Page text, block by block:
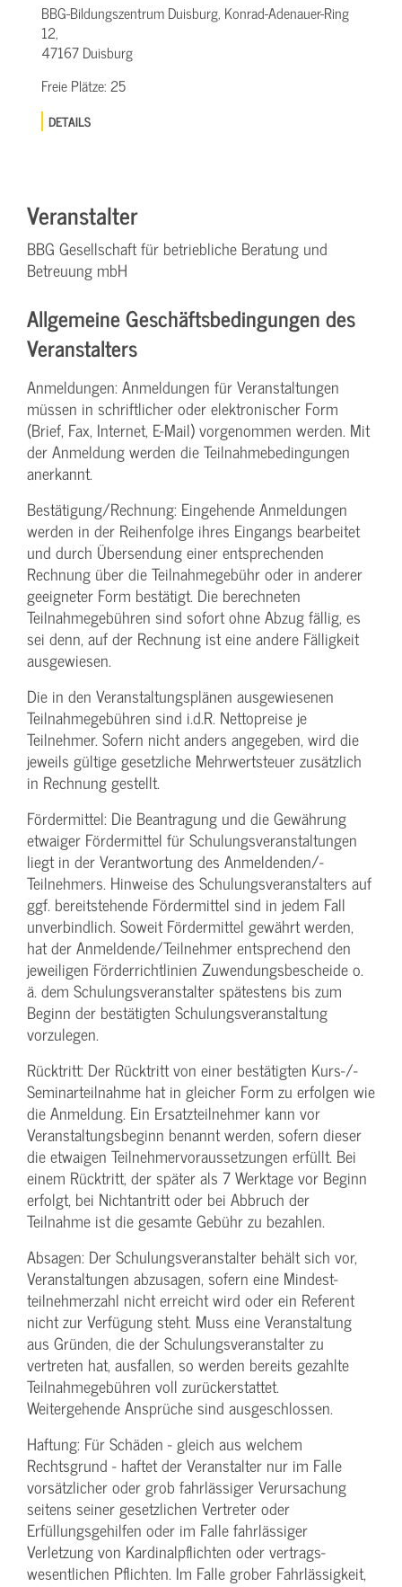
BBG-Bildungszentrum Duisburg, Konrad-Adenauer-Ring
12,
47167 Duisburg
Freie Plätze:25
DETAILS
Veranstalter
BBG Gesellschaft für betriebliche Beratung und
Betreuung mbH
Allgemeine Geschäftsbedingungen des
Veranstalters
Anmeldungen: Anmeldungen für Veranstaltungen
müssen in schriftlicher oder elektronischer Form
(Brief, Fax, Internet, E-Mail) vorgenommen werden. Mit
der Anmeldung werden die Teilnahme­bedingungen
anerkannt.
Bestätigung­/Rechnung: Eingehende Anmeldungen
werden in der Reihenfolge ihres Eingangs bearbeitet
und durch Übersendung einer entsprechenden
Rechnung über die Teilnahmegebühr oder in anderer
geeigneter Form bestätigt. Die berechneten
Teilnahmegebühren sind sofort ohne Abzug fällig, es
sei denn, auf der Rechnung ist eine andere Fälligkeit
ausgewiesen.
Die in den Veranstaltungsplänen ausgewiesenen
Teilnahmegebühren sind i.d.R. Nettopreise je
Teilnehmer. Sofern nicht anders angegeben, wird die
jeweils gültige gesetzliche Mehrwertsteuer zusätzlich
in Rechnung gestellt.
Fördermittel: Die Beantragung und die Gewährung
etwaiger Fördermittel für Schulungs­veranstaltungen
liegt in der Verantwortung des Anmeldenden/­
Teilnehmers. Hinweise des Schulungs­veranstalters auf
ggf. bereitstehende Fördermittel sind in jedem Fall
unverbindlich. Soweit Fördermittel gewährt werden,
hat der Anmeldende/­Teilnehmer entsprechend den
jeweiligen Förderrichtlinien Zuwendungs­bescheide o.
ä. dem Schulungs­veranstalter spätestens bis zum
Beginn der bestätigten Schulungs­veranstaltung
vorzulegen.
Rücktritt: Der Rücktritt von einer bestätigten Kurs-/­
Seminarteilnahme hat in gleicher Form zu erfolgen wie
die Anmeldung. Ein Ersatzteilnehmer kann vor
Veranstaltungs­beginn benannt werden, sofern dieser
die etwaigen Teilnehmer­voraussetzungen erfüllt. Bei
einem Rücktritt, der später als 7 Werktage vor Beginn
erfolgt, bei Nichtantritt oder bei Abbruch der
Teilnahme ist die gesamte Gebühr zu bezahlen.
Absagen: Der Schulungs­veranstalter behält sich vor,
Veranstaltungen abzusagen, sofern eine Mindest­
teilnehmerzahl nicht erreicht wird oder ein Referent
nicht zur Verfügung steht. Muss eine Veranstaltung
aus Gründen, die der Schulungs­veranstalter zu
vertreten hat, ausfallen, so werden bereits gezahlte
Teilnahme­gebühren voll zurückerstattet.
Weitergehende Ansprüche sind ausgeschlossen.
Haftung: Für Schäden - gleich aus welchem
Rechtsgrund - haftet der Veranstalter nur im Falle
vorsätzlicher oder grob fahrlässiger Verursachung
seitens seiner gesetzlichen Vertreter oder
Erfüllungsgehilfen oder im Falle fahrlässiger
Verletzung von Kardinalpflichten oder vertrags­
wesentlichen Pflichten. Im Falle grober Fahrlässigkeit,